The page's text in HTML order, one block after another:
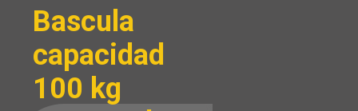
Bascula
capacidad
100 kg